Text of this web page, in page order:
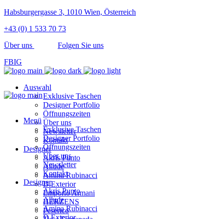
Habsburgergasse 3, 1010 Wien, Österreich
+43 (0) 1 533 70 73
Über uns
Folgen Sie uns
FBIG
Auswahl
Exklusive Taschen
Designer Portfolio
Öffnungszeiten
Über uns
Newsletter
Kontakt
Designer
Akris Punto
Allude
Amina Rubinacci
D.Exterior
Emporio Armani
HERZENS
Peserico
Menü
Exklusive Taschen
Designer Portfolio
Öffnungszeiten
Über uns
Newsletter
Kontakt
Designer
Akris Punto
Allude
Amina Rubinacci
D.Exterior